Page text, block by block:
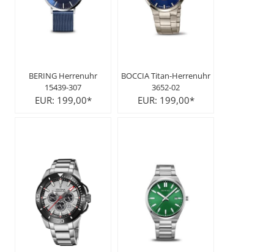
BERING Herrenuhr
15439-307
EUR: 199,00*
BOCCIA Titan-Herrenuhr
3652-02
EUR: 199,00*